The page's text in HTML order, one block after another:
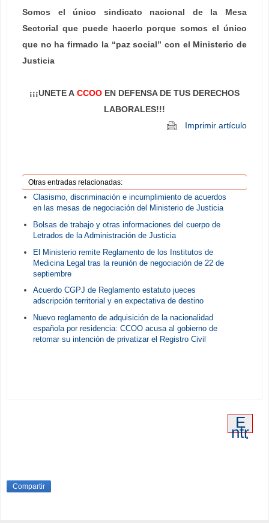
Somos el único sindicato nacional de la Mesa
Sectorial que puede hacerlo porque somos el único
que no ha firmado la “paz social” con el Ministerio de
Justicia
¡¡¡UNETE A CCOO EN DEFENSA DE TUS DERECHOS
LABORALES!!!
Imprimir artículo
Otras entradas relacionadas:
Clasismo, discriminación e incumplimiento de acuerdos
en las mesas de negociación del Ministerio de Justicia
Bolsas de trabajo y otras informaciones del cuerpo de
Letrados de la Administración de Justicia
El Ministerio remite Reglamento de los Institutos de
Medicina Legal tras la reunión de negociación de 22 de
septiembre
Acuerdo CGPJ de Reglamento estatuto jueces
adscripción territorial y en expectativa de destino
Nuevo reglamento de adquisición de la nacionalidad
española por residencia: CCOO acusa al gobierno de
retomar su intención de privatizar el Registro Civil
E
ntr
ad
Compartir